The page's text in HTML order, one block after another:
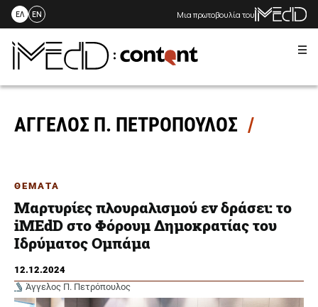
Skip
content
ΕΛ EN Μια πρωτοβουλία του
ΑΓΓΕΛΟΣ Π. ΠΕΤΡΟΠΟΥΛΟΣ
ΘΕΜΑΤΑ
Μαρτυρίες πλουραλισμού εν δράσει: το
iMEdD στο Φόρουμ Δημοκρατίας του
Ιδρύματος Ομπάμα
12.12.2024
Άγγελος Π. Πετρόπουλος